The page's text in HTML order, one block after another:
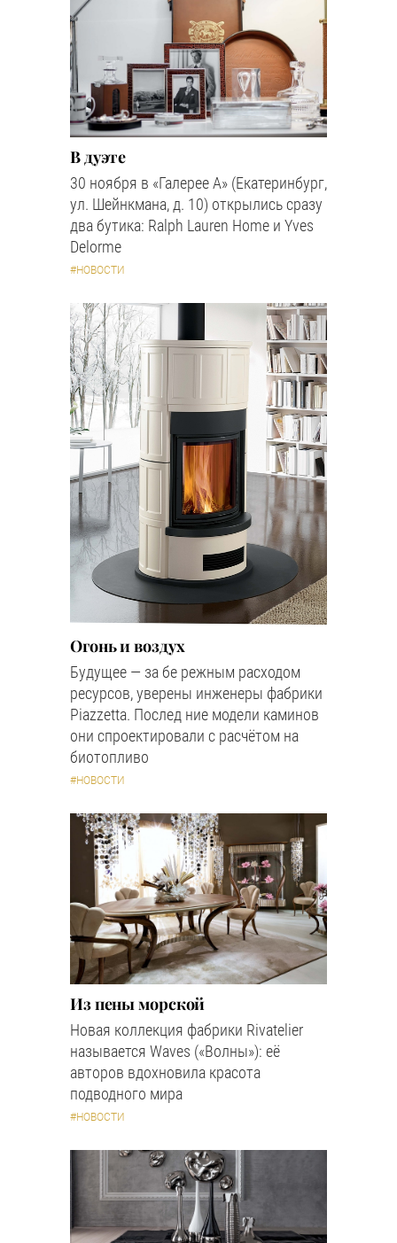
В дуэте
30 ноября в «Галерее А» (Екатеринбург,
ул. Шейнкмана, д. 10) открылись сразу
два бутика: Ralph Lauren Home и Yves
Delorme
#НОВОСТИ
Огонь и воздух
Будущее — за бе режным расходом
ресурсов, уверены инженеры фабрики
Piazzetta. Послед ние модели каминов
они спроектировали с расчётом на
биотопливо
#НОВОСТИ
Из пены морской
Новая коллекция фабрики Rivatelier
называется Waves («Волны»): её
авторов вдохновила красота
подводного мира
#НОВОСТИ